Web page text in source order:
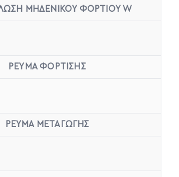
ΜΗΔΕΝΙΚΟΥ ΦΟΡΤΙΟΥ W
ΡΕΥΜΑ ΦΟΡΤΙΣΗΣ
ΡΕΥΜΑ ΜΕΤΑΓΩΓΗΣ